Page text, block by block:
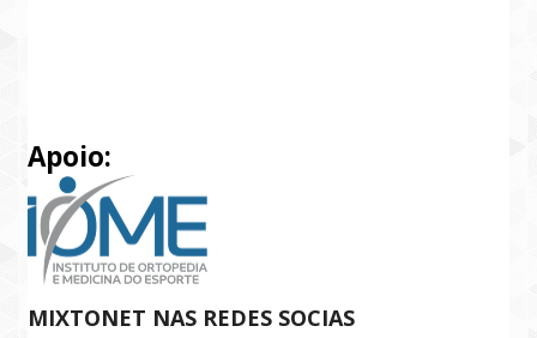
Apoio:
MIXTONET NAS REDES SOCIAS